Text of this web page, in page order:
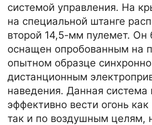
системой управления. На
на специальной штанге
второй 14,5-мм пулемет. Он
оснащен опробованным на
опытном образце
дистанционным
наведения. Данная система
эффективно вести огонь
так и по воздушным целям,